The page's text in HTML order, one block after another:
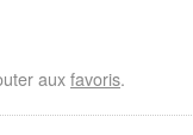
auxfavoris.